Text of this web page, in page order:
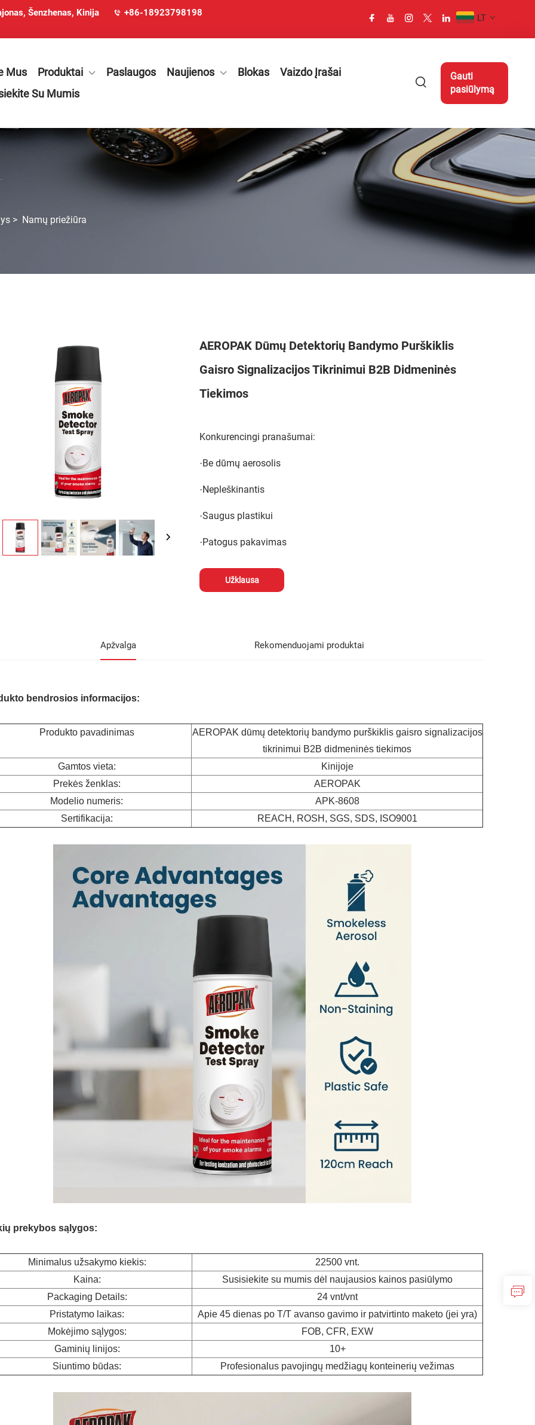
Šenzhenas, Kinija +86-18923798198 LT
Mus Produktai Paslaugos Naujienos Blokas
Vaizdo Įrašai
Su Mumis
Gauti
pasiūlymą
> Namų priežiūra
AEROPAK Dūmų Detektorių Bandymo Purškiklis
Gaisro Signalizacijos Tikrinimui B2B Didmeninės
Tiekimos
Konkurencingi pranašumai:
·Be dūmų aerosolis
·Nepleškinantis
·Saugus plastikui
·Patogus pakavimas
Užklausa
Apžvalga Rekomenduojami produktai
bendrosios informacijos:
Produkto pavadinimas
AEROPAK dūmų detektorių bandymo purškiklis gaisro signalizacijos
tikrinimui B2B didmeninės tiekimos
Gamtos vieta:
Kinijoje
Prekės ženklas:
AEROPAK
Modelio numeris:
APK-8608
Sertifikacija:
REACH, ROSH, SGS, SDS, ISO9001
prekybos sąlygos:
Minimalus užsakymo kiekis:
22500 vnt.
Kaina:
Susisiekite su mumis dėl naujausios kainos pasiūlymo
Packaging Details:
24 vnt/vnt
Pristatymo laikas:
Apie 45 dienas po T/T avanso gavimo ir patvirtinto maketo (jei yra)
Mokėjimo sąlygos:
FOB, CFR, EXW
Gaminių linijos:
10+
Siuntimo būdas:
Profesionalus pavojingų medžiagų konteinerių vežimas